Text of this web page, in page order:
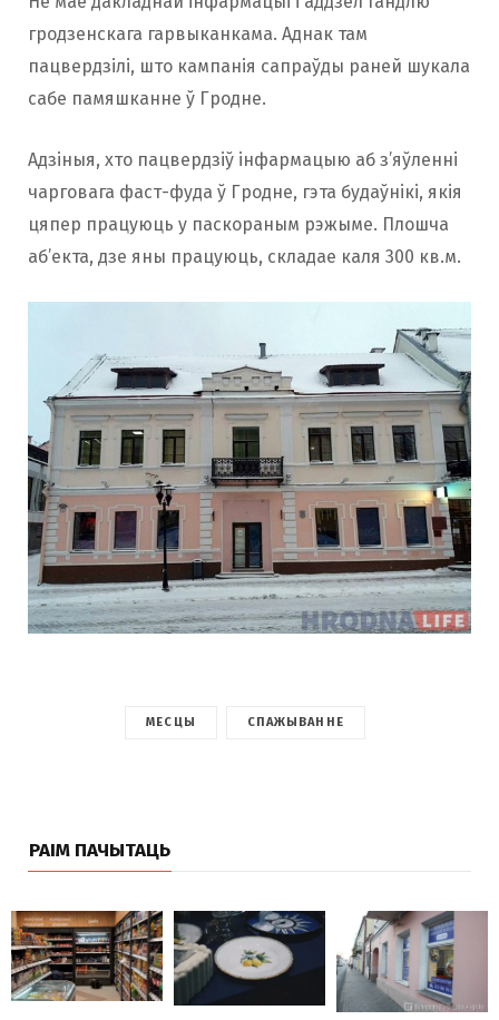
гродзенскага гарвыканкама. Аднак там
пацвердзілі, што кампанія сапраўды раней шукала
сабе памяшканне ў Гродне.
Адзіныя, хто пацвердзіў інфармацыю аб з’яўленні
чарговага фаст-фуда ў Гродне, гэта будаўнікі, якія
цяпер працуюць у паскораным рэжыме. Плошча
аб’екта, дзе яны працуюць, складае каля 300 кв.м.
МЕСЦЫ СПАЖЫВАННЕ
РАІМ ПАЧЫТАЦЬ